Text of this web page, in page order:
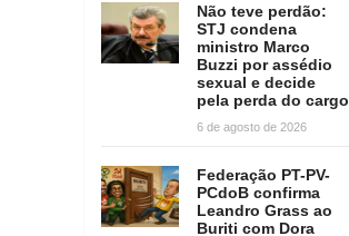
Não teve perdão:
STJ condena
ministro Marco
Buzzi por assédio
sexual e decide
pela perda do cargo
6 de agosto de 2026
Federação PT-PV-
PCdoB confirma
Leandro Grass ao
Buriti com Dora